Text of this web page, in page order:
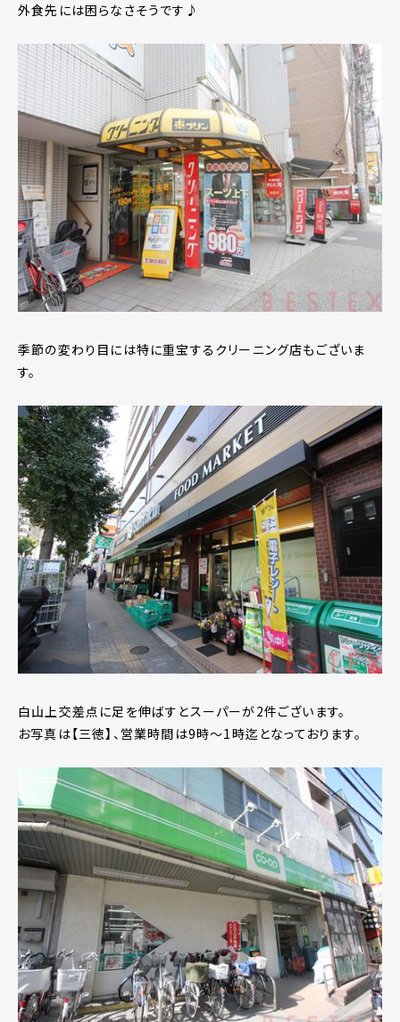
外食先には困らなさそうです♪
季節の変わり目には特に重宝するクリーニング店もございま
す。
白山上交差点に足を伸ばすとスーパーが2件ございます。
お写真は【三徳】、営業時間は9時～1時迄となっております。